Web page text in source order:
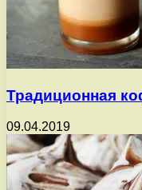
Традиционная
09.04.2019